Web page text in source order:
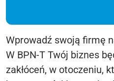
Wprowadź swoją firmę
W BPN-T Twój biznes
zakłóceń, w otoczeniu,